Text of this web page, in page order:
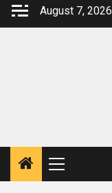
Skip
August 7, 2026
Primary
Menu